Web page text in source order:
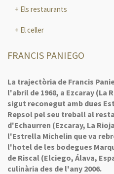
Els restaurants
El celler
FRANCIS PANIEGO
La trajectòria de Francis
l'abril de 1968, a Ezcaray (La
sigut reconegut amb dues
Repsol pel seu treball al
d'Echaurren (Ezcaray, La
l'Estrella Michelin que va
l'hotel de les bodegues
de Riscal (Elciego, Álava,
culinària des de l'any 2006.